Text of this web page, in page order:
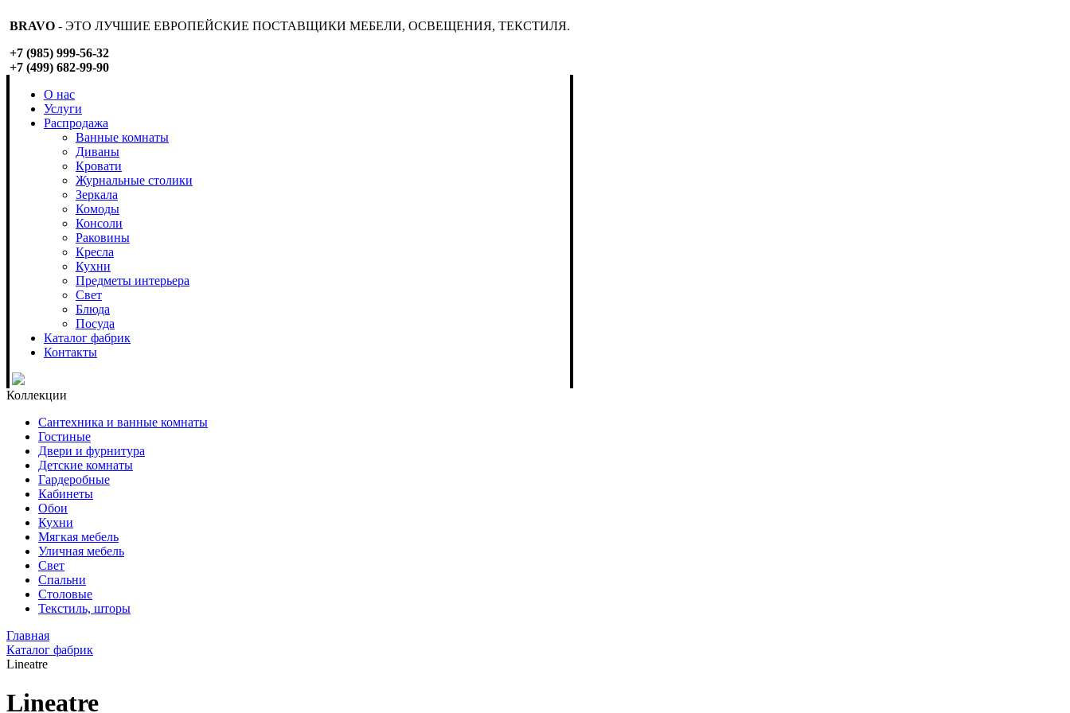
BRAVO - ЭТО ЛУЧШИЕ ЕВРОПЕЙСКИЕ ПОСТАВЩИКИ МЕБЕЛИ, ОСВЕЩЕНИЯ, ТЕКСТИЛЯ.
+7 (985) 999-56-32
+7 (499) 682-99-90
О нас
Услуги
Распродажа
Ванные комнаты
Диваны
Кровати
Журнальные столики
Зеркала
Комоды
Консоли
Раковины
Кресла
Кухни
Предметы интерьера
Свет
Блюда
Посуда
Каталог фабрик
Контакты
Коллекции
Сантехника и ванные комнаты
Гостиные
Двери и фурнитура
Детские комнаты
Гардеробные
Кабинеты
Обои
Кухни
Мягкая мебель
Уличная мебель
Свет
Спальни
Столовые
Текстиль, шторы
Главная
Каталог фабрик
Lineatre
Lineatre